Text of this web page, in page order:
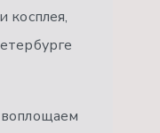
косплея,